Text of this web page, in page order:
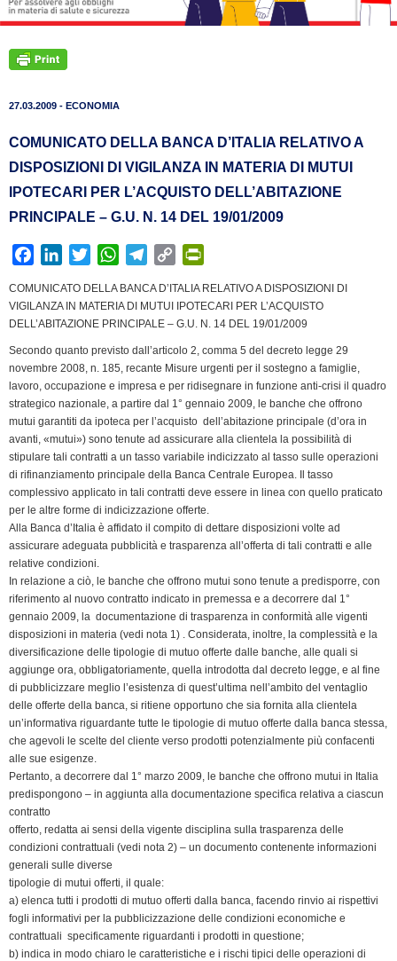
27.03.2009 - ECONOMIA
COMUNICATO DELLA BANCA D’ITALIA RELATIVO A
DISPOSIZIONI DI VIGILANZA IN MATERIA DI MUTUI
IPOTECARI PER L’ACQUISTO DELL’ABITAZIONE
PRINCIPALE – G.U. N. 14 DEL 19/01/2009
c
e
o
k
n
k
d
I
n
i
t
e
r
W
a
t
A
p
p
l
e
a
m
C
p
y
n
k
n
r
i
e
n
d
l
y
COMUNICATO DELLA BANCA D’ITALIA RELATIVO A DISPOSIZIONI DI
VIGILANZA IN MATERIA DI MUTUI IPOTECARI PER L’ACQUISTO
DELL’ABITAZIONE PRINCIPALE – G.U. N. 14 DEL 19/01/2009
Secondo quanto previsto dall’articolo 2, comma 5 del decreto legge 29
novembre 2008, n. 185, recante Misure urgenti per il sostegno a famiglie,
lavoro, occupazione e impresa e per ridisegnare in funzione anti-crisi il quadro
strategico nazionale, a partire dal 1° gennaio 2009, le banche che offrono
mutui garantiti da ipoteca per l’acquisto dell’abitazione principale (d’ora in
avanti, «mutui») sono tenute ad assicurare alla clientela la possibilità di
stipulare tali contratti a un tasso variabile indicizzato al tasso sulle operazioni
di rifinanziamento principale della Banca Centrale Europea. Il tasso
complessivo applicato in tali contratti deve essere in linea con quello praticato
per le altre forme di indicizzazione offerte.
Alla Banca d’Italia è affidato il compito di dettare disposizioni volte ad
assicurare adeguata pubblicità e trasparenza all’offerta di tali contratti e alle
relative condizioni.
In relazione a ciò, le banche che offrono mutui sono tenute a predisporre, con
riferimento al nuovo contratto indicato in premessa e a decorrere dal 1°
gennaio 2009, la documentazione di trasparenza in conformità alle vigenti
disposizioni in materia (vedi nota 1) . Considerata, inoltre, la complessità e la
diversificazione delle tipologie di mutuo offerte dalle banche, alle quali si
aggiunge ora, obbligatoriamente, quella introdotta dal decreto legge, e al fine
di pubblicizzare meglio l’esistenza di quest’ultima nell’ambito del ventaglio
delle offerte della banca, si ritiene opportuno che sia fornita alla clientela
un’informativa riguardante tutte le tipologie di mutuo offerte dalla banca stessa,
che agevoli le scelte del cliente verso prodotti potenzialmente più confacenti
alle sue esigenze.
Pertanto, a decorrere dal 1° marzo 2009, le banche che offrono mutui in Italia
predispongono – in aggiunta alla documentazione specifica relativa a ciascun
contratto
offerto, redatta ai sensi della vigente disciplina sulla trasparenza delle
condizioni contrattuali (vedi nota 2) – un documento contenente informazioni
generali sulle diverse
tipologie di mutui offerti, il quale:
a) elenca tutti i prodotti di mutuo offerti dalla banca, facendo rinvio ai rispettivi
fogli informativi per la pubblicizzazione delle condizioni economiche e
contrattuali specificamente riguardanti i prodotti in questione;
b) indica in modo chiaro le caratteristiche e i rischi tipici delle operazioni di